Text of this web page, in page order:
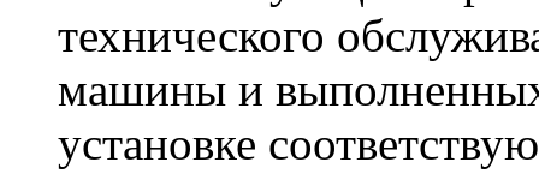
технического
машины и
установке